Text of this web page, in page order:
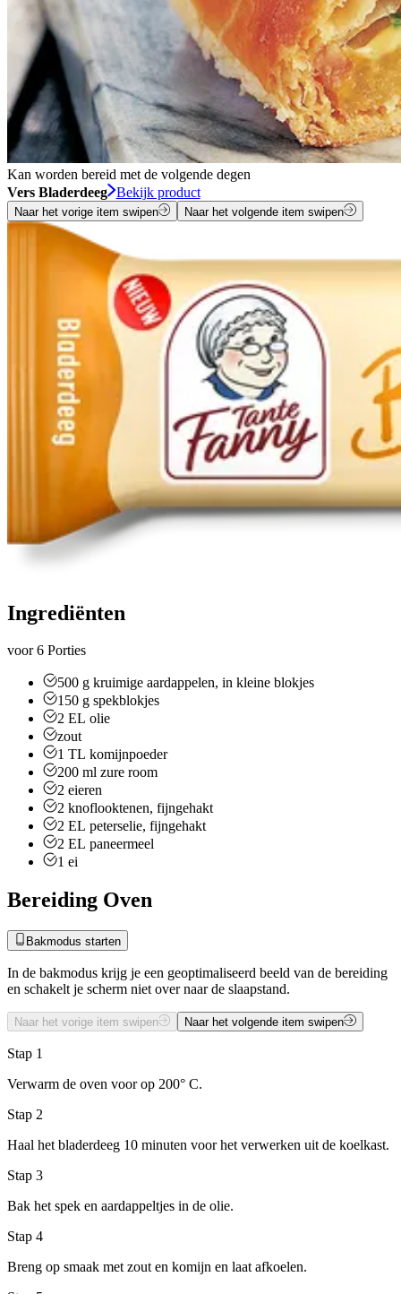
Kan worden bereid met de volgende degen
Vers Bladerdeeg Bekijk product
Naar het vorige item swipen Naar het volgende item swipen
Ingrediënten
voor 6 Porties
500 g kruimige aardappelen, in kleine blokjes
150 g spekblokjes
2 EL olie
zout
1 TL komijnpoeder
200 ml zure room
2 eieren
2 knoflooktenen, fijngehakt
2 EL peterselie, fijngehakt
2 EL paneermeel
1 ei
Bereiding Oven
Bakmodus starten
In de bakmodus krijg je een geoptimaliseerd beeld van de bereiding
en schakelt je scherm niet over naar de slaapstand.
Naar het vorige item swipen Naar het volgende item swipen
Stap 1
Verwarm de oven voor op 200° C.
Stap 2
Haal het bladerdeeg 10 minuten voor het verwerken uit de koelkast.
Stap 3
Bak het spek en aardappeltjes in de olie.
Stap 4
Breng op smaak met zout en komijn en laat afkoelen.